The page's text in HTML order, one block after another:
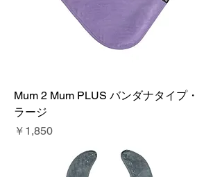
Mum 2 Mum PLUS バンダナタイプ・
ラージ
価格
￥1,850